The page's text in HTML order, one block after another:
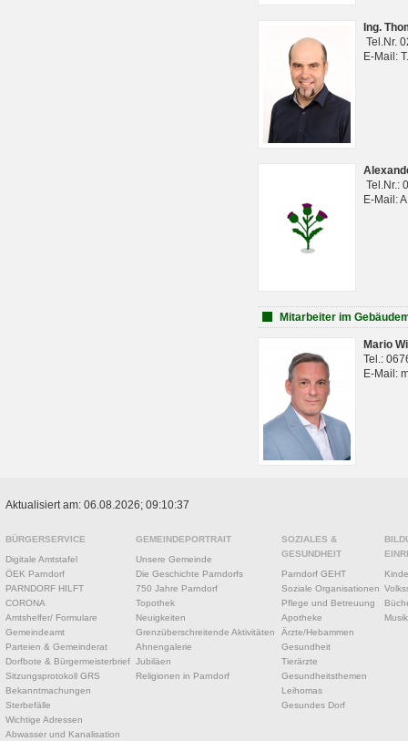
Ing.
Tel.Nr.
E-Mail:
Tel.Nr.:
E-Mail:
Mitarbeiter im
Mario
Tel.:
E-Mail:
Aktualisiert am: 06.08.2026; 09:10:37
BÜRGERSERVICE
Digitale Amtstafel
ÖEK Parndorf
PARNDORF HILFT
CORONA
Amtshelfer/ Formulare
Gemeindeamt
Parteien & Gemeinderat
Dorfbote & Bürgermeisterbrief
Sitzungsprotokoll GRS
Bekanntmachungen
Sterbefälle
Wichtige Adressen
Abwasser und Kanalisation
GEMEINDEPORTRAIT
Unsere Gemeinde
Die Geschichte Parndorfs
750 Jahre Parndorf
Topothek
Neuigkeiten
Grenzüberschreitende Aktivitäten
Ahnengalerie
Jubiläen
Religionen in Parndorf
SOZIALES &
GESUNDHEIT
Parndorf GEHT
Soziale Organisationen
Pflege und Betreuung
Apotheke
Ärzte/Hebammen
Gesundheit
Tierärzte
Gesundheitsthemen
Leihomas
Gesundes Dorf